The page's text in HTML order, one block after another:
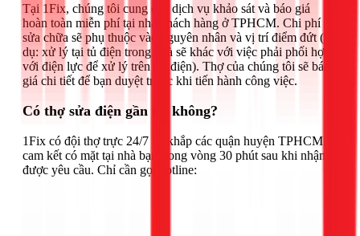
Tại 1Fix, chúng tôi cung cấp dịch vụ khảo sát và báo giá
hoàn toàn miễn phí tại nhà khách hàng ở TPHCM. Chi phí
sửa chữa sẽ phụ thuộc vào nguyên nhân và vị trí điểm đứt (ví
dụ: xử lý tại tủ điện trong nhà sẽ khác với việc phải phối hợp
với điện lực để xử lý trên trụ điện). Thợ của chúng tôi sẽ báo
giá chi tiết để bạn duyệt trước khi tiến hành công việc.
Có thợ sửa điện gần tôi không?
1Fix có đội thợ trực 24/7 tại khắp các quận huyện TPHCM,
cam kết có mặt tại nhà bạn trong vòng 30 phút sau khi nhận
được yêu cầu. Chỉ cần gọi hotline: